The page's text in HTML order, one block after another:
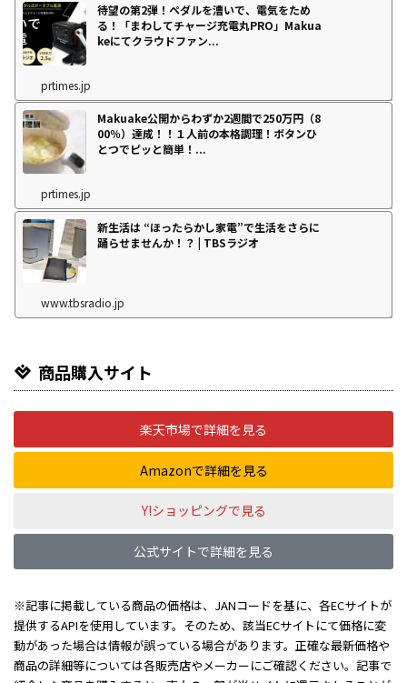
待望の第2弾！ペダルを漕いで、電気をため
る！「まわしてチャージ充電丸PRO」Makua
keにてクラウドファン...
prtimes.jp
Makuake公開からわずか2週間で250万円（8
00％）達成！！１人前の本格調理！ボタンひ
とつでピッと簡単！...
prtimes.jp
新生活は “ほったらかし家電”で生活をさらに
踊らせませんか！？ | TBSラジオ
www.tbsradio.jp
商品購入サイト
楽天市場で詳細を見る
Amazonで詳細を見る
Y!ショッピングで見る
公式サイトで詳細を見る
※記事に掲載している商品の価格は、JANコードを基に、各ECサイトが
提供するAPIを使用しています。そのため、該当ECサイトにて価格に変
動があった場合は情報が誤っている場合があります。正確な最新価格や
商品の詳細等については各販売店やメーカーにご確認ください。記事で